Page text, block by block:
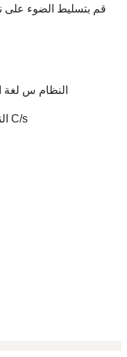
قم بتسليط الضوء
النظام س لغة
وضع تكوين عملية C/s